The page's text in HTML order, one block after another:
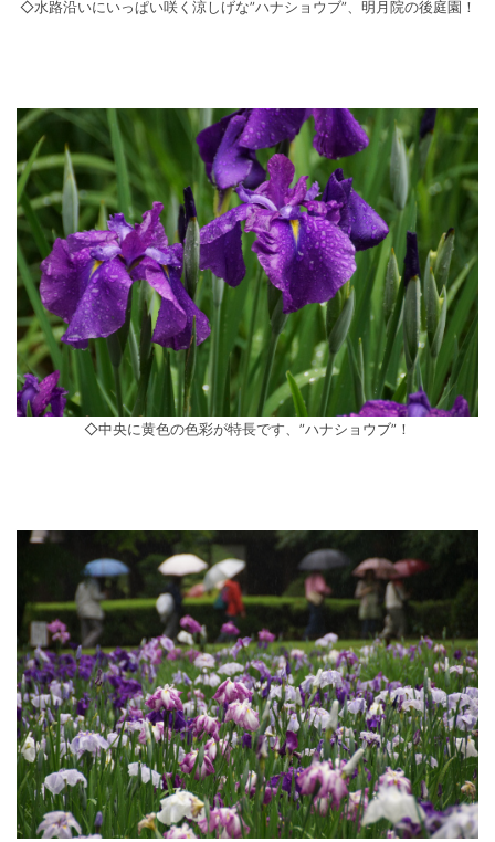
◇水路沿いにいっぱい咲く涼しげな”ハナショウブ”、明月院の後庭園！
◇中央に黄色の色彩が特長です、”ハナショウブ”！